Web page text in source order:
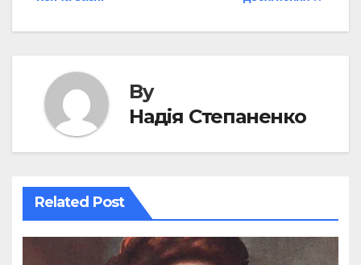
By
Надія Степаненко
Related Post